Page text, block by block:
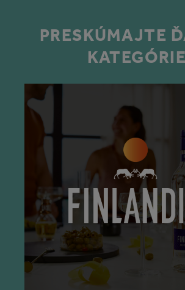
PRESKÚMAJTE
KATEGÓRIE